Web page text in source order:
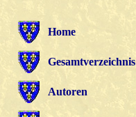
Home
Gesamtverzeichnis
Autoren